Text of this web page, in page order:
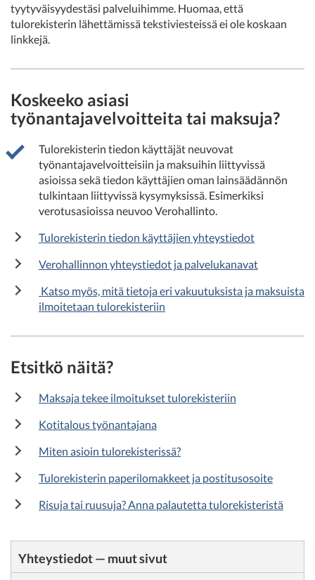
tyytyväisyydestäsi palveluihimme. Huomaa, että
tulorekisterin lähettämissä tekstiviesteissä ei ole koskaan
linkkejä.
Koskeeko asiasi
työnantajavelvoitteita tai maksuja?
Tulorekisterin tiedon käyttäjät neuvovat
työnantajavelvoitteisiin ja maksuihin liittyvissä
asioissa sekä tiedon käyttäjien oman lainsäädännön
tulkintaan liittyvissä kysymyksissä. Esimerkiksi
verotusasioissa neuvoo Verohallinto.
Tulorekisterin tiedon käyttäjien yhteystiedot
Verohallinnon yhteystiedot ja palvelukanavat
Katso myös, mitä tietoja eri vakuutuksista ja maksuista
ilmoitetaan tulorekisteriin
Etsitkö näitä?
Maksaja tekee ilmoitukset tulorekisteriin
Kotitalous työnantajana
Miten asioin tulorekisterissä?
Tulorekisterin paperilomakkeet ja postitusosoite
Risuja tai ruusuja? Anna palautetta tulorekisteristä
Yhteystiedot — muut sivut